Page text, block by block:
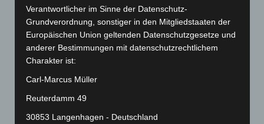
Februar 2024(103)
Januar 2024
(111)
Dezember 2023(130)
November 2023
Oktober 2023 (114)
September 2023(133)
August 2023(134)
Verantwortlicher im Sinne der Datenschutz-
Grundverordnung, sonstiger in den Mitgliedstaaten der
Europäischen Union geltenden Datenschutzgesetze und
anderer Bestimmungen mit datenschutzrechtlichem
Charakter ist:
Carl-Marcus Müller
Reuterdamm 49
30853 Langenhagen - Deutschland